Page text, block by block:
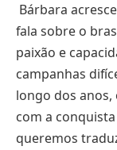
Bárbara
fala sobre o
paixão e
campanhas
longo dos
com a
queremos